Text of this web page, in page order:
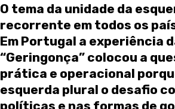
O tema da unidade da
recorrente em todos os
Em Portugal a experiência
“Geringonça” colocou a
prática e operacional
esquerda plural o desafio
políticas e nas formas de